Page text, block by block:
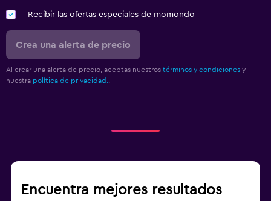
Recibir las ofertas especiales de momondo
Crea una alerta de precio
Al crear una alerta de precio, aceptas nuestros términos y condiciones y
nuestra política de privacidad.
Encuentra mejores resultados